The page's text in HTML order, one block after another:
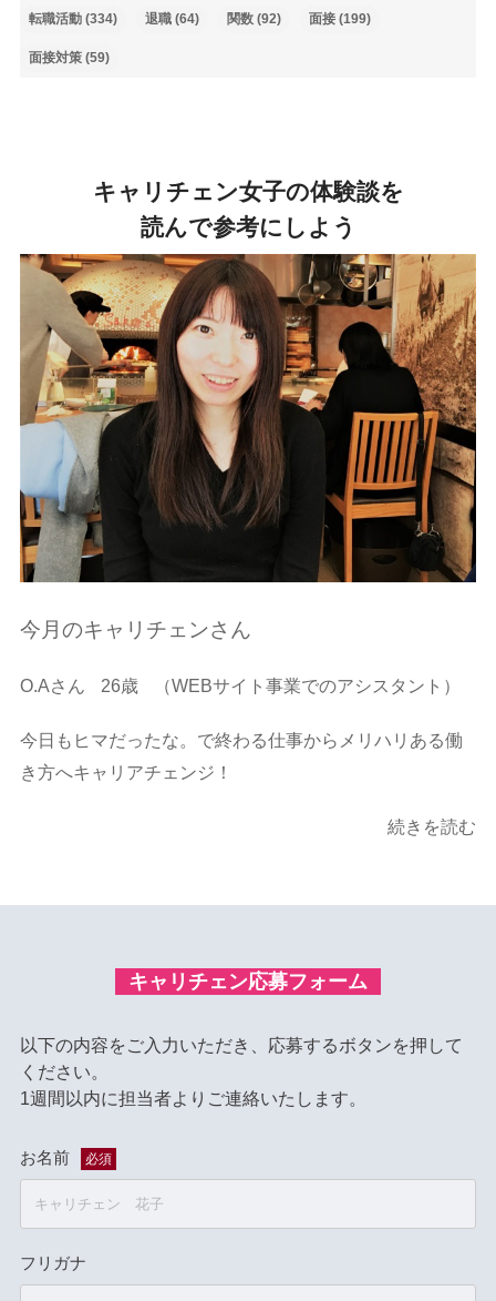
転職活動(334) 退職(64) 関数(92) 面接(199)
面接対策(59)
キャリチェン女子の体験談を
読んで参考にしよう
今月のキャリチェンさん
O.Aさん 26歳 （WEBサイト事業でのアシスタント）
今日もヒマだったな。で終わる仕事からメリハリある働
き方へキャリアチェンジ！
続きを読む
キャリチェン応募フォーム
以下の内容をご入力いただき、応募するボタンを押して
ください。
1週間以内に担当者よりご連絡いたします。
お名前 必須
フリガナ